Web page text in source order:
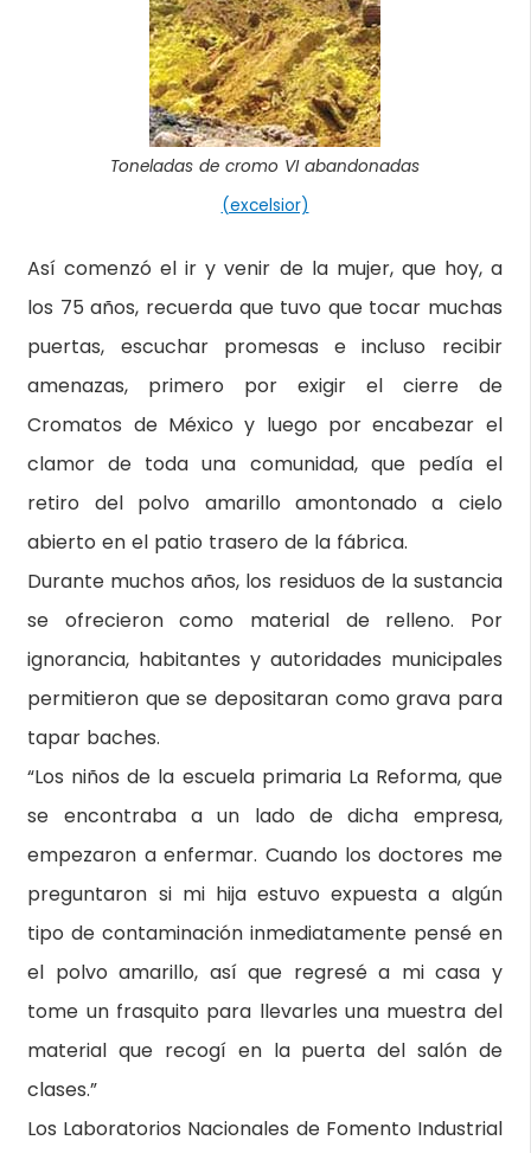
Toneladas de cromo VI abandonadas
(excelsior)
Así comenzó el ir y venir de la mujer, que hoy, a
los 75 años, recuerda que tuvo que tocar muchas
puertas, escuchar promesas e incluso recibir
amenazas, primero por exigir el cierre de
Cromatos de México y luego por encabezar el
clamor de toda una comunidad, que pedía el
retiro del polvo amarillo amontonado a cielo
abierto en el patio trasero de la fábrica.
Durante muchos años, los residuos de la sustancia
se ofrecieron como material de relleno. Por
ignorancia, habitantes y autoridades municipales
permitieron que se depositaran como grava para
tapar baches.
“Los niños de la escuela primaria La Reforma, que
se encontraba a un lado de dicha empresa,
empezaron a enfermar. Cuando los doctores me
preguntaron si mi hija estuvo expuesta a algún
tipo de contaminación inmediatamente pensé en
el polvo amarillo, así que regresé a mi casa y
tome un frasquito para llevarles una muestra del
material que recogí en la puerta del salón de
clases.”
Los Laboratorios Nacionales de Fomento Industrial